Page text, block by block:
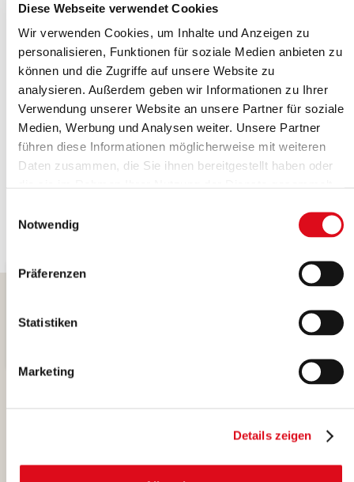
Diese Webseite verwendet Cookies
Wir verwenden Cookies, um Inhalte und Anzeigen zu
personalisieren, Funktionen für soziale Medien anbieten zu
können und die Zugriffe auf unsere Website zu
analysieren. Außerdem geben wir Informationen zu Ihrer
Verwendung unserer Website an unsere Partner für soziale
Medien, Werbung und Analysen weiter. Unsere Partner
führen diese Informationen möglicherweise mit weiteren
Daten zusammen, die Sie ihnen bereitgestellt haben oder
Notwendig
Präferenzen
Statistiken
Marketing
Details zeigen
Rechtliches
Allgemeine Verkaufs- und
Lieferbedingungen